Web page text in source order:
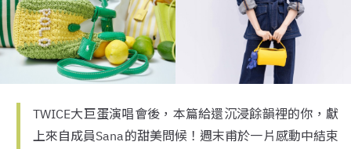
TWICE大巨蛋演唱會後，本篇給還沉浸餘韻裡的你，獻
上來自成員Sana的甜美問候！週末甫於一片感動中結束